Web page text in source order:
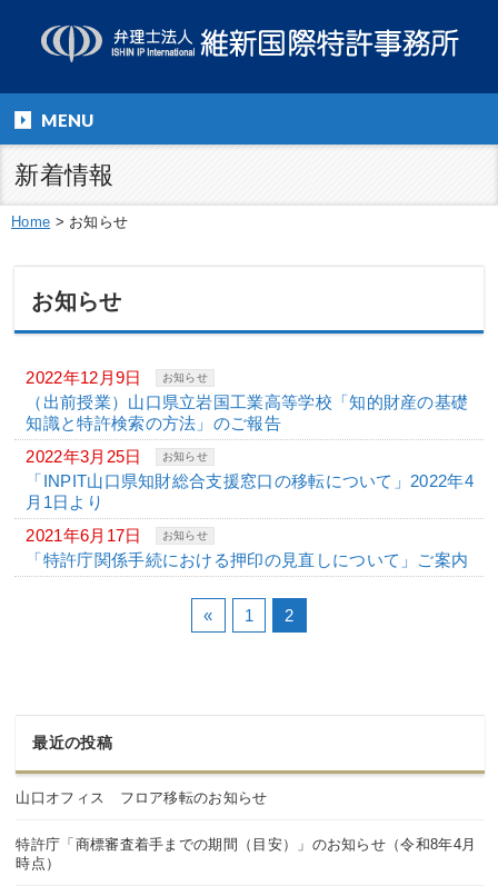
MENU
新着情報
Home > お知らせ
お知らせ
2022年12月9日 お知らせ
（出前授業）山口県立岩国工業高等学校「知的財産の基礎
知識と特許検索の方法」のご報告
2022年3月25日
お知らせ
「INPIT山口県知財総合支援窓口の移転について」2022年4
月1日より
2021年6月17日
お知らせ
「特許庁関係手続における押印の見直しについて」ご案内
« 1 2
最近の投稿
山口オフィス フロア移転のお知らせ
特許庁「商標審査着手までの期間（目安）」のお知らせ（令和8年4月
時点）